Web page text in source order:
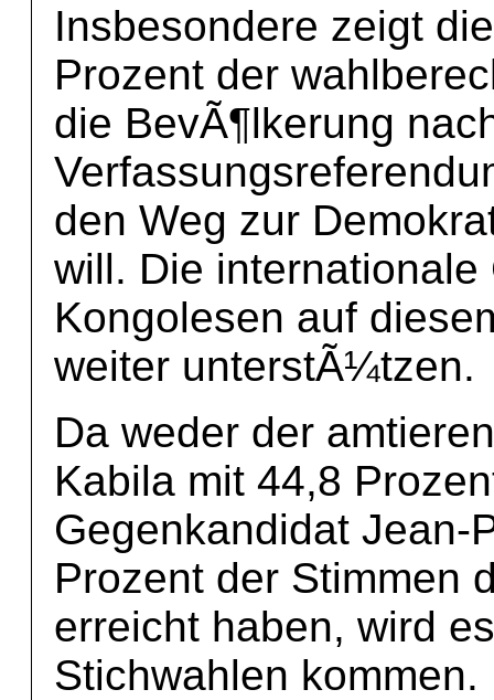
Insbesondere zeigt
Prozent der
die BevÃ¶lkerung
den Weg zur
will. Die
Kongolesen auf
weiter unterstÃ¼tzen.
Da weder der
Kabila mit 44,8
Gegenkandidat Jean-
Prozent der Stimmen
erreicht haben, wird
Stichwahlen kommen.